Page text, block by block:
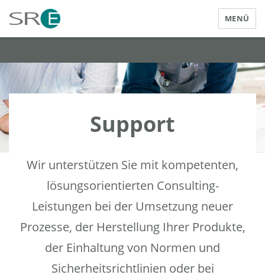
SRE Elektrotechnik GmbH
MENÜ
Support
Wir unterstützen Sie mit kompetenten,
lösungsorientierten Consulting-
Leistungen bei der Umsetzung neuer
Prozesse, der Herstellung Ihrer Produkte,
der Einhaltung von Normen und
Sicherheitsrichtlinien oder bei